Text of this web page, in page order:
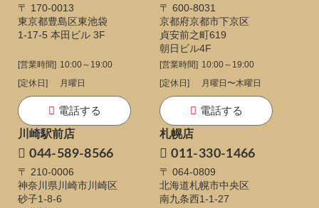
〒 170-0013
東京都豊島区東池袋
1-17-5 本田ビル 3F
[営業時間] 10:00～19:00
[定休日]
月曜日
電話する
〒 600-8031
京都府京都市下京区
貞安前之町619
朝日ビル4F
[営業時間] 10:00～19:00
[定休日]
月曜日〜木曜日
電話する
川崎駅前店
044-589-8566
〒 210-0006
神奈川県川崎市川崎区
砂子1-8-6
札幌店
011-330-1466
〒 064-0809
北海道札幌市中央区
南九条西1-1-27